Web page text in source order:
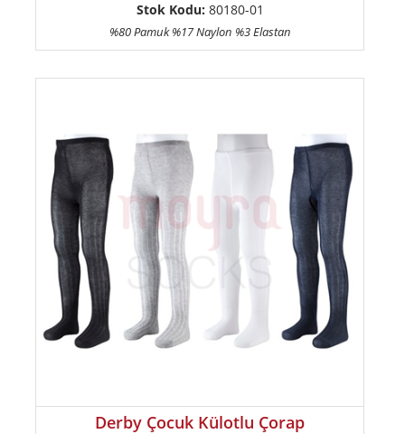
Stok Kodu: 80180-01
%80 Pamuk %17 Naylon %3 Elastan
Derby Çocuk Külotlu Çorap